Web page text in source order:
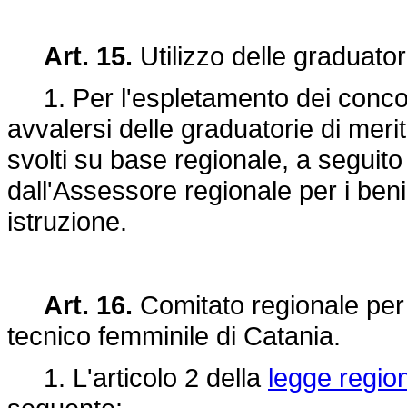
Art. 15. Utilizzo delle
1. Per l'espletamento dei
avvalersi delle graduatorie di
svolti su base regionale, a
dall'Assessore regionale per i
istruzione.
Art. 16. Comitato regionale
tecnico femminile di Catania.
1. L'articolo 2 della legge